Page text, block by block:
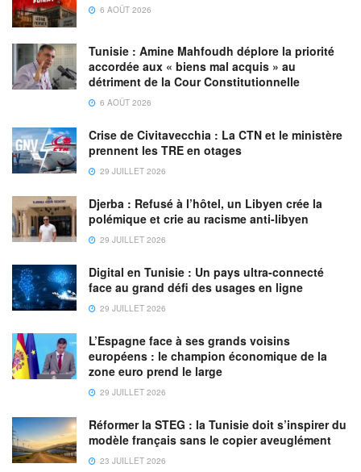
6 AOÛT 2026
Tunisie : Amine Mahfoudh déplore la priorité
accordée aux « biens mal acquis » au
détriment de la Cour Constitutionnelle
6 AOÛT 2026
Crise de Civitavecchia : La CTN et le ministère
prennent les TRE en otages
29 JUILLET 2026
Djerba : Refusé à l’hôtel, un Libyen crée la
polémique et crie au racisme anti-libyen
29 JUILLET 2026
Digital en Tunisie : Un pays ultra-connecté
face au grand défi des usages en ligne
29 JUILLET 2026
L’Espagne face à ses grands voisins
européens : le champion économique de la
zone euro prend le large
29 JUILLET 2026
Réformer la STEG : la Tunisie doit s’inspirer du
modèle français sans le copier aveuglément
23 JUILLET 2026